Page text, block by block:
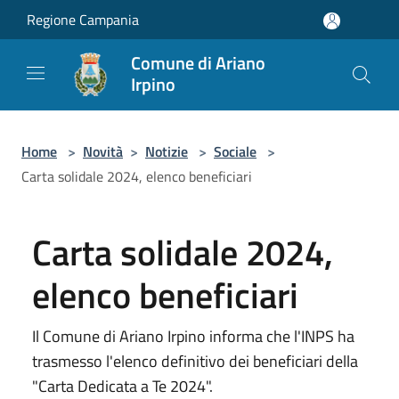
Salta al contenuto principale
Regione Campania
Comune di Ariano
Irpino
Home > Novità > Notizie > Sociale >
Carta solidale 2024, elenco beneficiari
Carta solidale 2024,
elenco beneficiari
Il Comune di Ariano Irpino informa che l'INPS ha
trasmesso l'elenco definitivo dei beneficiari della
"Carta Dedicata a Te 2024".